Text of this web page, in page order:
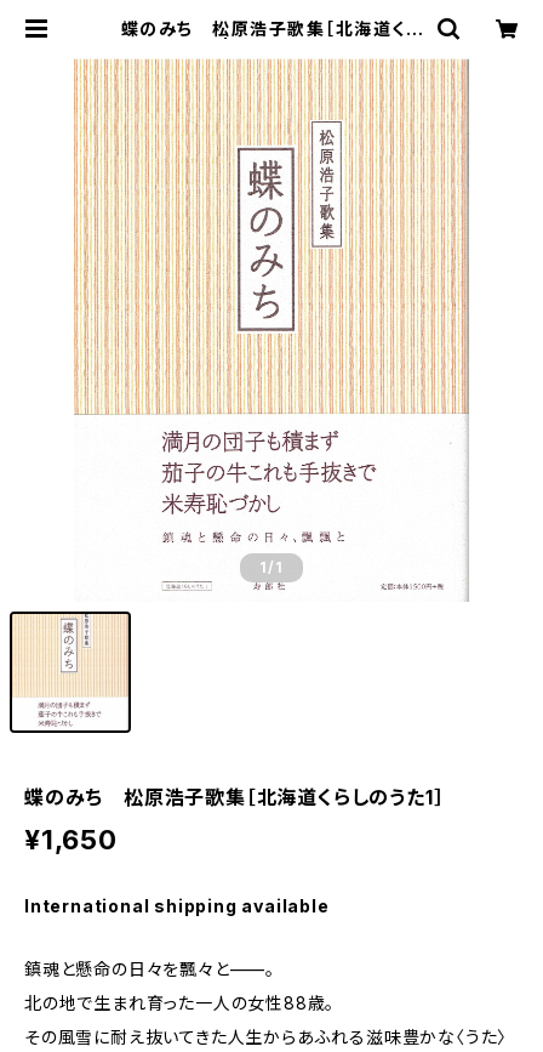
蝶のみち 松原浩子歌集［北海道くら
1/1
蝶のみち 松原浩子歌集［北海道くらしのうた1］
¥1,650
International shipping available
鎮魂と懸命の日々を飄々と——。
北の地で生まれ育った一人の女性88歳。
その風雪に耐え抜いてきた人生からあふれる滋味豊かな〈うた〉